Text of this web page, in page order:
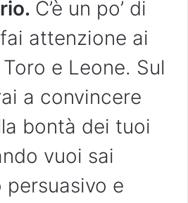
C’è un po’ di
attenzione ai
e Leone. Sul
a convincere
bontà dei tuoi
vuoi sai
persuasivo e